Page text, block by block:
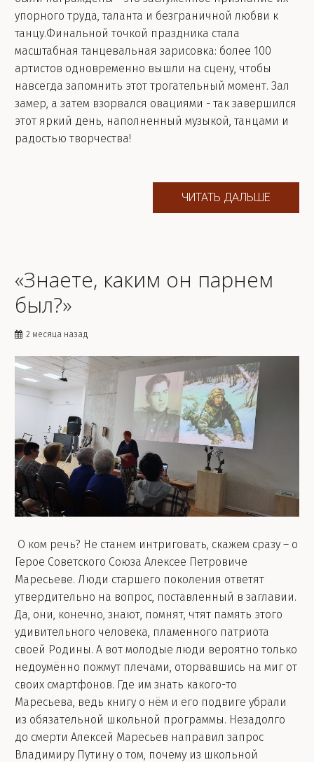
упорного труда, таланта и безграничной любви к
танцу.Финальной точкой праздника стала
масштабная танцевальная зарисовка: более 100
артистов одновременно вышли на сцену, чтобы
навсегда запомнить этот трогательный момент. Зал
замер, а затем взорвался овациями - так завершился
этот яркий день, наполненный музыкой, танцами и
радостью творчества!
ЧИТАТЬ ДАЛЬШЕ
«Знаете, каким он парнем
был?»
2 месяца назад
О ком речь? Не станем интриговать, скажем сразу – о
Герое Советского Союза Алексее Петровиче
Маресьеве. Люди старшего поколения ответят
утвердительно на вопрос, поставленный в заглавии.
Да, они, конечно, знают, помнят, чтят память этого
удивительного человека, пламенного патриота
своей Родины. А вот молодые люди вероятно только
недоумённо пожмут плечами, оторвавшись на миг от
своих смартфонов. Где им знать какого-то
Маресьева, ведь книгу о нём и его подвиге убрали
из обязательной школьной программы. Незадолго
до смерти Алексей Маресьев направил запрос
Владимиру Путину о том, почему из школьной